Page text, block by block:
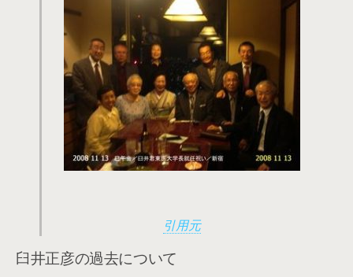
引用元
臼井正彦の過去について